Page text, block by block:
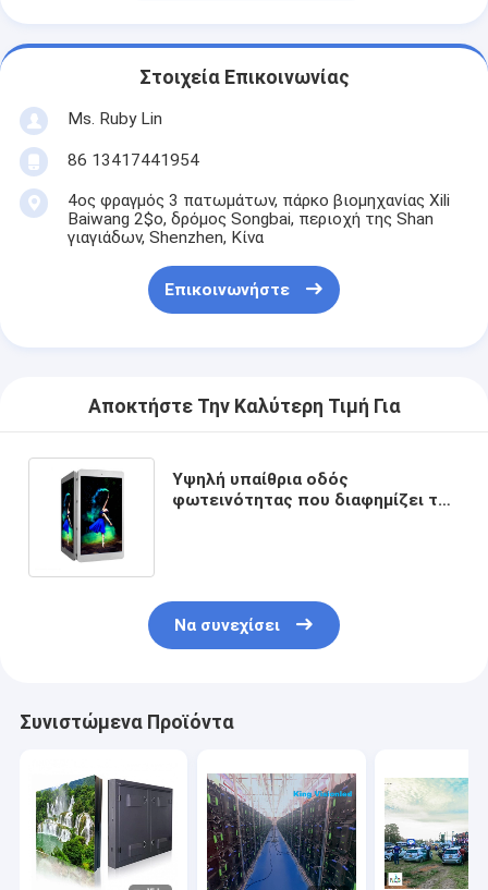
Στοιχεία Επικοινωνίας
Ms. Ruby Lin
86 13417441954
4ος φραγμός 3 πατωμάτων, πάρκο βιομηχανίας Xili
Baiwang 2$ο, δρόμος Songbai, περιοχή της Shan
γιαγιάδων, Shenzhen, Κίνα
Επικοινωνήστε
Αποκτήστε Την Καλύτερη Τιμή Για
Υψηλή υπαίθρια οδός
φωτεινότητας που διαφημίζει την
Να συνεχίσει
Συνιστώμενα Προϊόντα